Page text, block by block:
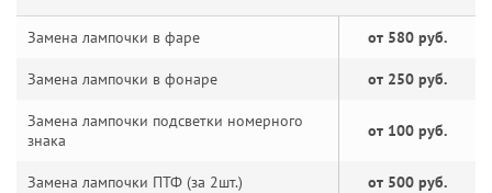
Замена лампочки в фаре от 580 руб.
Замена лампочки в фонаре от 250 руб.
Замена лампочки подсветки номерного
знака
от 100 руб.
Замена лампочки ПТФ (за 2шт.) от 500 руб.